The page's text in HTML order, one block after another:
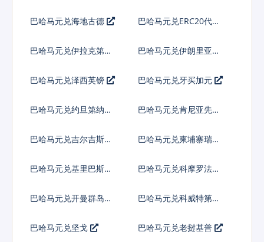
巴哈马元兑海地古德 巴哈马元兑ERC20代币
巴哈马元兑伊拉克第纳
巴哈马元兑伊朗里亚尔
巴哈马元兑泽西英镑 巴哈马元兑牙买加元
巴哈马元兑约旦第纳尔 巴哈马元兑肯尼亚先令
巴哈马元兑吉尔吉斯斯
巴哈马元兑柬埔寨瑞尔
巴哈马元兑基里巴斯元 巴哈马元兑科摩罗法郎
巴哈马元兑开曼群岛元
巴哈马元兑科威特第纳
巴哈马元兑坚戈 巴哈马元兑老挝基普